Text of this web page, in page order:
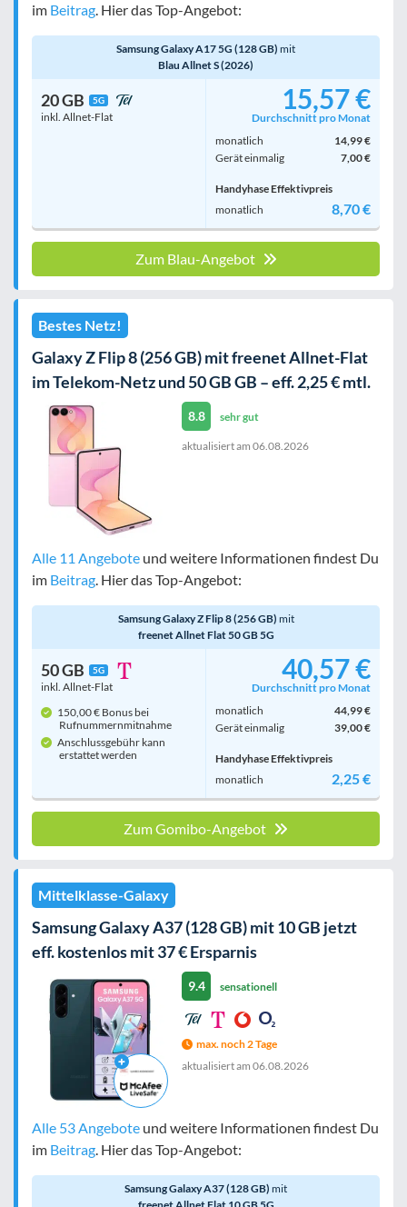
im Beitrag. Hier das Top-Angebot:
Samsung Galaxy A17 5G (128 GB) mit
Blau Allnet S (2026)
20 GB 5G
inkl. Allnet-Flat
15,57 €
Durchschnitt pro Monat
monatlich
14,99 €
Gerät einmalig
7,00 €
Handyhase Effektivpreis
monatlich
8,70 €
Zum Blau-Angebot
Bestes Netz!
Galaxy Z Flip 8 (256 GB) mit freenet Allnet-Flat
im Telekom-Netz und 50 GB GB – eff. 2,25 € mtl.
8.8 sehr gut
aktualisiert am 06.08.2026
Alle 11 Angebote und weitere Informationen findest Du
im Beitrag. Hier das Top-Angebot:
Samsung Galaxy Z Flip 8 (256 GB) mit
freenet Allnet Flat 50 GB 5G
50 GB 5G
inkl. Allnet-Flat
150,00 € Bonus bei
Rufnummern­mitnahme
Anschlussgebühr kann
erstattet werden
40,57 €
Durchschnitt pro Monat
monatlich
44,99 €
Gerät einmalig
39,00 €
Handyhase Effektivpreis
monatlich
2,25 €
Zum Gomibo-Angebot
Mittelklasse-Galaxy
Samsung Galaxy A37 (128 GB) mit 10 GB jetzt
eff. kostenlos mit 37 € Ersparnis
9.4 sensationell
max. noch 2 Tage
aktualisiert am 06.08.2026
Alle 53 Angebote und weitere Informationen findest Du
im Beitrag. Hier das Top-Angebot:
Samsung Galaxy A37 (128 GB) mit